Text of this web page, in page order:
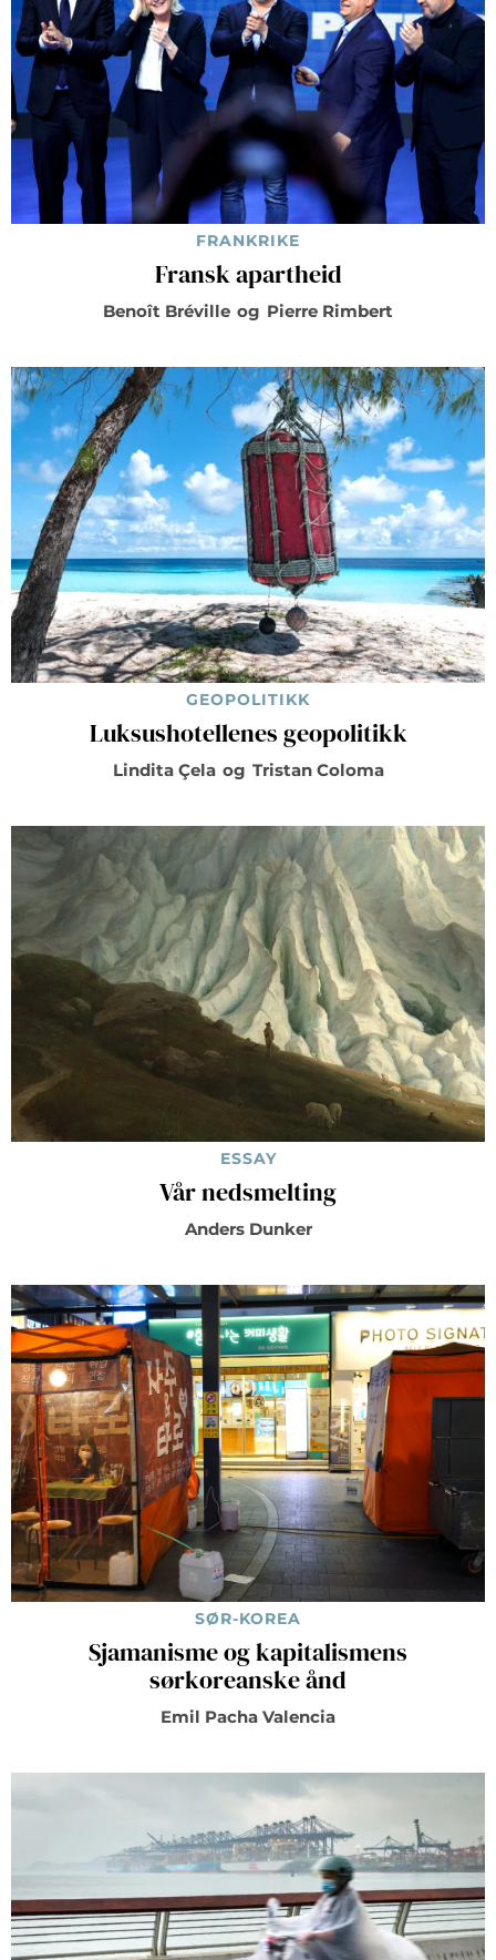
FRANKRIKE
Fransk apartheid
Benoît Bréville og Pierre Rimbert
GEOPOLITIKK
Luksushotellenes geopolitikk
Lindita Çela og Tristan Coloma
ESSAY
Vår nedsmelting
Anders Dunker
SØR-KOREA
Sjamanisme og kapitalismens
sørkoreanske ånd
Emil Pacha Valencia